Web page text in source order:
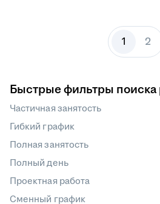
1 2
Быстрые фильтры поиска
Частичная занятость
Гибкий график
Полная занятость
Полный день
Проектная работа
Сменный график